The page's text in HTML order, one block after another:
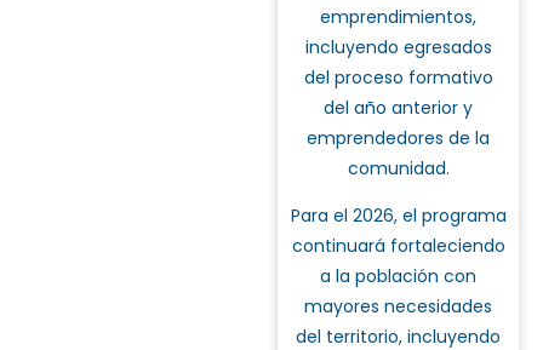
emprendimientos,
incluyendo egresados
del proceso formativo
del año anterior y
emprendedores de la
comunidad.
Para el 2026, el programa
continuará fortaleciendo
a la población con
mayores necesidades
del territorio, incluyendo